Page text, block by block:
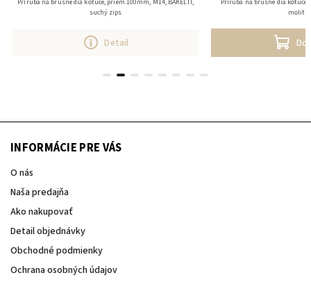
Detail
Príruba na brúsne dia kotúče, priem.100mm, M14, BAKELIT,
suchý zips
Do
Príruba na brúsne dia kotúče,
INFORMÁCIE PRE VÁS
O nás
Naša predajňa
Ako nakupovať
Detail objednávky
Obchodné podmienky
Ochrana osobných údajov